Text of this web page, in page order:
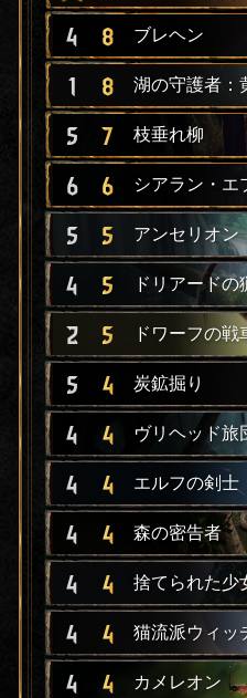
4 8 ブレヘン
1 8 湖の守護者：
5 7 枝垂れ柳
6 6 シアラン・エ
5 5 アンセリオン
4 5 ドリアードの
2 5 ドワーフの戦
5 4 炭鉱掘り
4 4 ヴリヘッド旅
4 4 エルフの剣士
4 4 森の密告者
4 4 捨てられた少
4 4 猫流派ウィッ
4 4 カメレオン